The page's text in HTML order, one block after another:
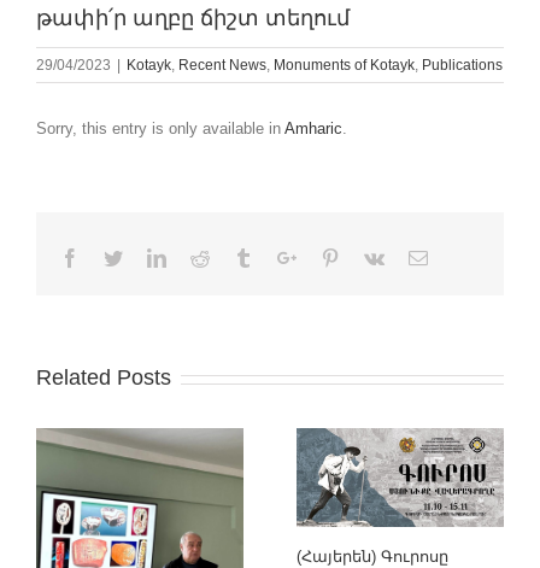
թափի՛ր աղբը ճիշտ տեղում
29/04/2023 Kotayk, Recent News, Monuments of Kotayk, Publications
Sorry, this entry is only available in Amharic.
Facebook
TwitterLinkedinReddit TumblrGoogle+Pinterest
Vk Email
Related Posts
(Հայերեն) Գուրոսը